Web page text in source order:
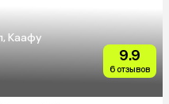
Каафу
9.9
6 отзывов